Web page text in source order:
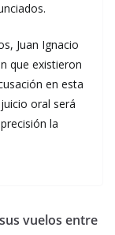
Juan Ignacio
que existieron
en esta
oral será
la
vuelos entre